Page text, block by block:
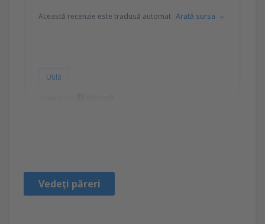
Această recenzie este tradusă automat Arată sursa
Utilă
Vedeți păreri